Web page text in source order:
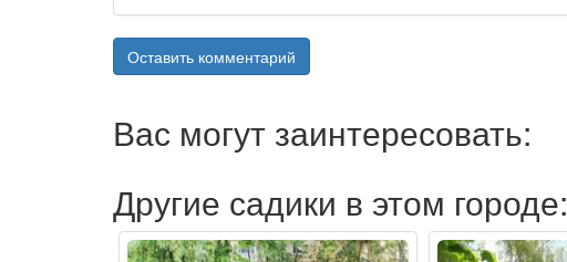
Оставить комментарий
Вас могут заинтересовать:
Другие садики в этом городе: